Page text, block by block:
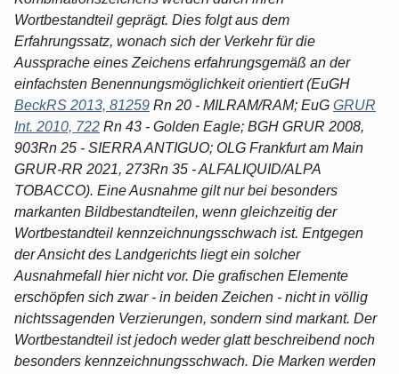
Wortbestandteil geprägt. Dies folgt aus dem
Erfahrungssatz, wonach sich der Verkehr für die
Aussprache eines Zeichens erfahrungsgemäß an der
einfachsten Benennungsmöglichkeit orientiert (EuGH
BeckRS 2013, 81259 Rn 20 - MILRAM/RAM; EuG GRUR
Int. 2010, 722 Rn 43 - Golden Eagle; BGH GRUR 2008,
903Rn 25 - SIERRA ANTIGUO; OLG Frankfurt am Main
GRUR-RR 2021, 273Rn 35 - ALFALIQUID/ALPA
TOBACCO). Eine Ausnahme gilt nur bei besonders
markanten Bildbestandteilen, wenn gleichzeitig der
Wortbestandteil kennzeichnungsschwach ist. Entgegen
der Ansicht des Landgerichts liegt ein solcher
Ausnahmefall hier nicht vor. Die grafischen Elemente
erschöpfen sich zwar - in beiden Zeichen - nicht in völlig
nichtssagenden Verzierungen, sondern sind markant. Der
Wortbestandteil ist jedoch weder glatt beschreibend noch
besonders kennzeichnungsschwach. Die Marken werden